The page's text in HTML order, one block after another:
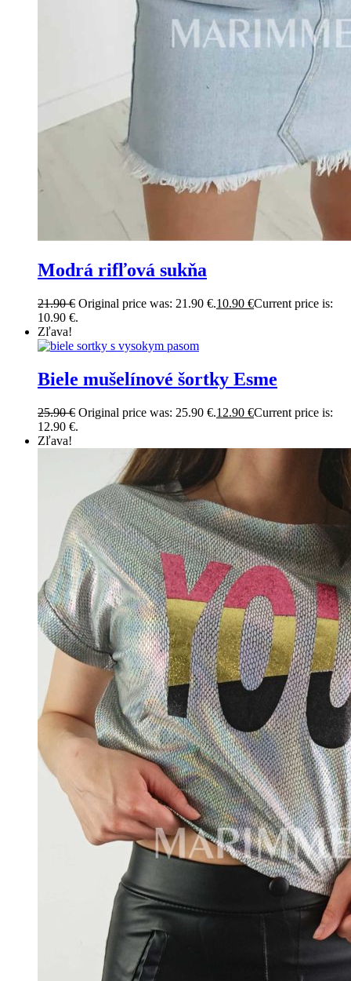
Modrá rifľová sukňa
21.90€ Original price was: 21.90 €.10.90 €Current price is:
10.90 €.
Zľava!
Biele mušelínové šortky Esme
25.90€ Original price was: 25.90 €.12.90 €Current price is:
12.90 €.
Zľava!